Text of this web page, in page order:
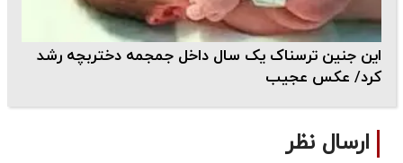
این جنین ترسناک یک سال داخل جمجمه دختربچه رشد
کرد/ عکس عجیب
ارسال نظر